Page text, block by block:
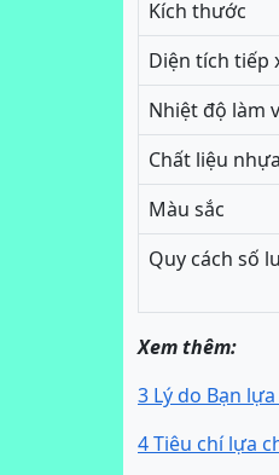
Kích thước
Diện tích tiếp
Nhiệt độ làm
Chất liệu nhựa
Màu sắc
Quy cách số
Xem thêm:
3 Lý do Bạn
4 Tiêu chí lựa